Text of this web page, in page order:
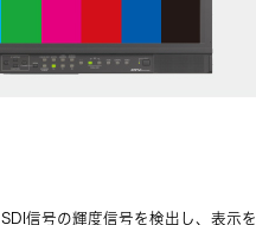
信号の輝度信号を検出し、表示を